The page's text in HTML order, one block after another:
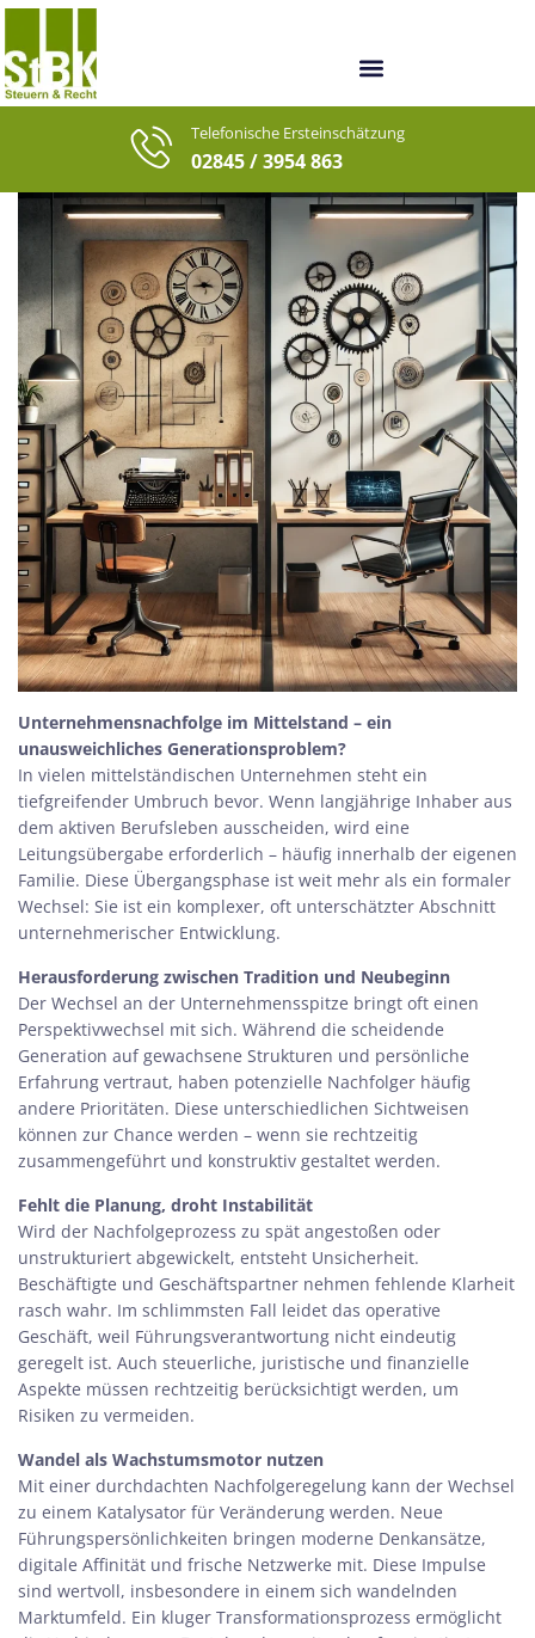
Telefonische Ersteinschätzung
02845 / 3954 863
Unternehmensnachfolge im Mittelstand – ein
unausweichliches Generationsproblem?
In vielen mittelständischen Unternehmen steht ein
tiefgreifender Umbruch bevor. Wenn langjährige Inhaber aus
dem aktiven Berufsleben ausscheiden, wird eine
Leitungsübergabe erforderlich – häufig innerhalb der eigenen
Familie. Diese Übergangsphase ist weit mehr als ein formaler
Wechsel: Sie ist ein komplexer, oft unterschätzter Abschnitt
unternehmerischer Entwicklung.
Herausforderung zwischen Tradition und Neubeginn
Der Wechsel an der Unternehmensspitze bringt oft einen
Perspektivwechsel mit sich. Während die scheidende
Generation auf gewachsene Strukturen und persönliche
Erfahrung vertraut, haben potenzielle Nachfolger häufig
andere Prioritäten. Diese unterschiedlichen Sichtweisen
können zur Chance werden – wenn sie rechtzeitig
zusammengeführt und konstruktiv gestaltet werden.
Fehlt die Planung, droht Instabilität
Wird der Nachfolgeprozess zu spät angestoßen oder
unstrukturiert abgewickelt, entsteht Unsicherheit.
Beschäftigte und Geschäftspartner nehmen fehlende Klarheit
rasch wahr. Im schlimmsten Fall leidet das operative
Geschäft, weil Führungsverantwortung nicht eindeutig
geregelt ist. Auch steuerliche, juristische und finanzielle
Aspekte müssen rechtzeitig berücksichtigt werden, um
Risiken zu vermeiden.
Wandel als Wachstumsmotor nutzen
Mit einer durchdachten Nachfolgeregelung kann der Wechsel
zu einem Katalysator für Veränderung werden. Neue
Führungspersönlichkeiten bringen moderne Denkansätze,
digitale Affinität und frische Netzwerke mit. Diese Impulse
sind wertvoll, insbesondere in einem sich wandelnden
Marktumfeld. Ein kluger Transformationsprozess ermöglicht